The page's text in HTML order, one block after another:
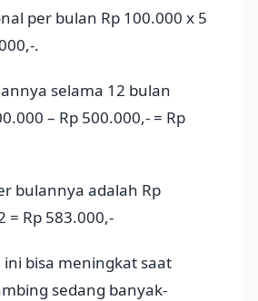
per bulan Rp 100.000 x 5
.
selama 12 bulan
– Rp 500.000,- = Rp
bulannya adalah Rp
= Rp 583.000,-
ini bisa meningkat saat
sedang banyak-